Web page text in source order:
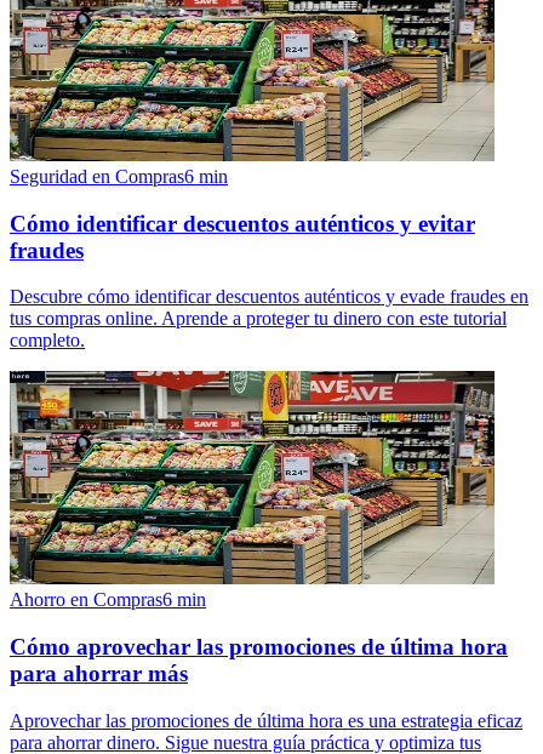
Seguridad en Compras6 min
Cómo identificar descuentos auténticos y evitar
fraudes
Descubre cómo identificar descuentos auténticos y evade fraudes en
tus compras online. Aprende a proteger tu dinero con este tutorial
completo.
Ahorro en Compras6 min
Cómo aprovechar las promociones de última hora
para ahorrar más
Aprovechar las promociones de última hora es una estrategia eficaz
para ahorrar dinero. Sigue nuestra guía práctica y optimiza tus